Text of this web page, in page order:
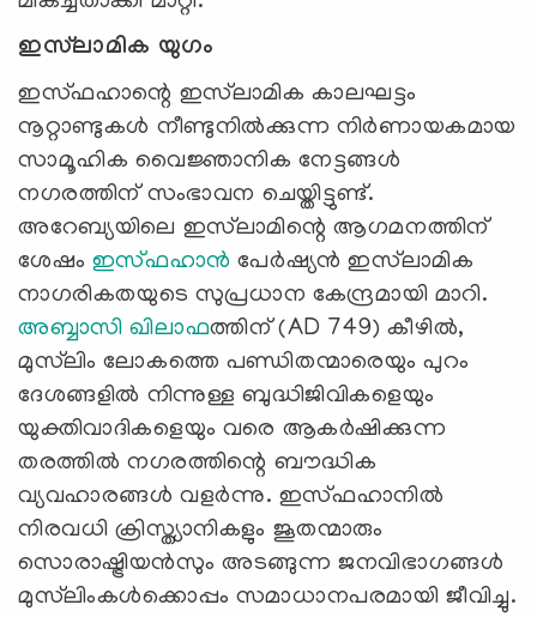
ഇസ്‍ലാമിക യുഗം
ഇസ്ഫഹാന്റെ ഇസ്‍ലാമിക കാലഘട്ടം
നൂറ്റാണ്ടുകള്‍ നീണ്ടുനില്‍ക്കുന്ന നിര്‍ണായകമായ
സാമൂഹിക വൈജ്ഞാനിക നേട്ടങ്ങള്‍
നഗരത്തിന് സംഭാവന ചെയ്തിട്ടുണ്ട്.
അറേബ്യയിലെ ഇസ്‍ലാമിന്റെ ആഗമനത്തിന്
ശേഷം ഇസ്ഫഹാന്‍ പേര്‍ഷ്യന്‍ ഇസ്‍ലാമിക
നാഗരികതയുടെ സുപ്രധാന കേന്ദ്രമായി മാറി.
അബ്ബാസി ഖിലാഫത്തിന് (AD 749) കീഴില്‍,
മുസ്‍ലിം ലോകത്തെ പണ്ഡിതന്മാരെയും പുറം
ദേശങ്ങളില്‍ നിന്നുള്ള ബുദ്ധിജിവികളെയും
യുക്തിവാദികളെയും വരെ ആകര്‍ഷിക്കുന്ന
തരത്തില്‍ നഗരത്തിന്റെ ബൗദ്ധിക
വ്യവഹാരങ്ങള്‍ വളര്‍ന്നു. ഇസ്ഫഹാനില്‍
നിരവധി ക്രിസ്ത്യാനികളും ജൂതന്മാരും
സൊരാഷ്ട്രിയന്‍സും അടങ്ങുന്ന ജനവിഭാഗങ്ങള്‍
മുസ്‍ലിംകള്‍ക്കൊപ്പം സമാധാനപരമായി ജീവിച്ചു.